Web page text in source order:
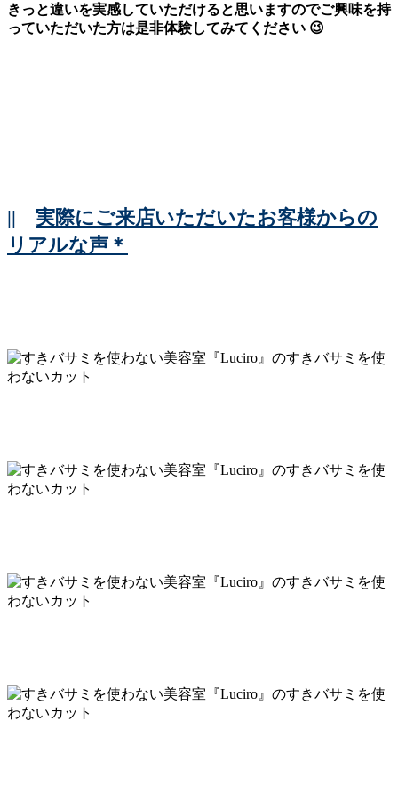
きっと違いを実感していただけると思いますのでご興味を持
っていただいた方は是非体験してみてください 😉
|| 実際にご来店いただいたお客様からの
リアルな声＊